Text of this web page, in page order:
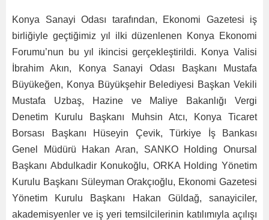
Konya Sanayi Odası tarafından, Ekonomi Gazetesi iş
birliğiyle geçtiğimiz yıl ilki düzenlenen Konya Ekonomi
Forumu’nun bu yıl ikincisi gerçekleştirildi. Konya Valisi
İbrahim Akın, Konya Sanayi Odası Başkanı Mustafa
Büyükeğen, Konya Büyükşehir Belediyesi Başkan Vekili
Mustafa Uzbaş, Hazine ve Maliye Bakanlığı Vergi
Denetim Kurulu Başkanı Muhsin Atcı, Konya Ticaret
Borsası Başkanı Hüseyin Çevik, Türkiye İş Bankası
Genel Müdürü Hakan Aran, SANKO Holding Onursal
Başkanı Abdulkadir Konukoğlu, ORKA Holding Yönetim
Kurulu Başkanı Süleyman Orakçıoğlu, Ekonomi Gazetesi
Yönetim Kurulu Başkanı Hakan Güldağ, sanayiciler,
akademisyenler ve iş yeri temsilcilerinin katılımıyla açılışı